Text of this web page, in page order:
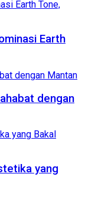
Earth
dengan
yang